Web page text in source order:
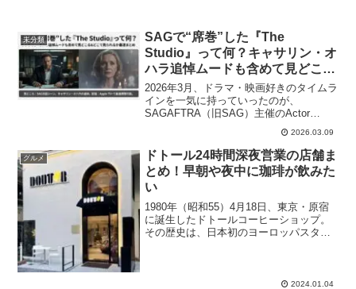
未分類
SAGで“席巻”した『The
Studio』って何？キャサリン・オ
ハラ追悼ムードも含めて見どころ
＆どこで見られるか最速まとめ
2026年3月、ドラマ・映画好きのタイムラ
インを一気に持っていったのが、
SAGAFTRA（旧SAG）主催のActor
Awards（アクター・アワード）周辺の話
も）の業界コメディ『The Studio』がテ
レビ部門で存在感を見せ、さらにキャサ
リン・オハラの追悼と重なって、作品自
2026.03.09
グルメ
ドトール24時間深夜営業の店舗ま
とめ！早朝や夜中に珈琲が飲みた
い
1980年（昭和55）4月18日、東京・原宿
に誕生したドトールコーヒーショップ。
その歴史は、日本初のヨーロッパスタイ
2024.01.04